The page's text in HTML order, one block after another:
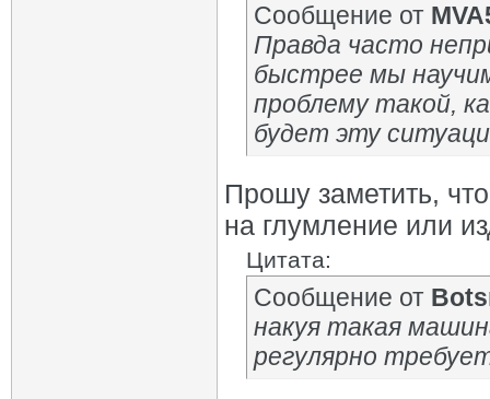
Сообщение от
Правда часто
быстрее мы
проблему такой,
будет эту
Прошу заметить,
на глумление или
Цитата:
Сообщение от
накуя такая
регулярно